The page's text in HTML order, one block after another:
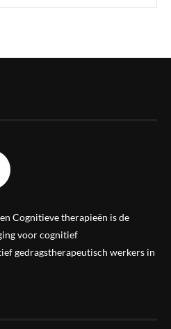
Cognitieve therapieën is de
voor cognitief
gedragstherapeutisch werkers in